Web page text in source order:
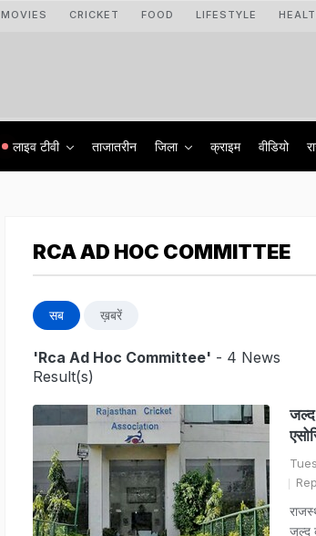
MOVIES CRICKET FOOD LIFESTYLE
लाइव टीवी ताजातरीन जिला क्राइम वीडियो
RCA AD HOC COMMITTEE
सब ख़बरें
'Rca Ad Hoc Committee' - 4 News
Result(s)
जल्द